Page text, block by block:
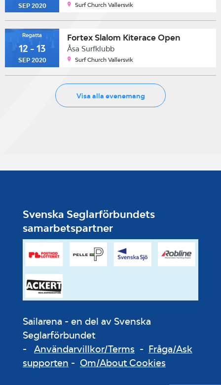
SEP 2020 Surf Church Vallersvik
Regatta
12 - 13
SEP 2020
Fortex Slalom Kiterace Open
Åsa Surfklubb
Surf Church Vallersvik
Visa alla evenemang
Svenska Seglarförbundets
samarbetspartner
Sailarena - en del av Svenska
Seglarförbundet
- Användarvillkor/Terms - Fråga/Ask
supporten - Om/About Cookies